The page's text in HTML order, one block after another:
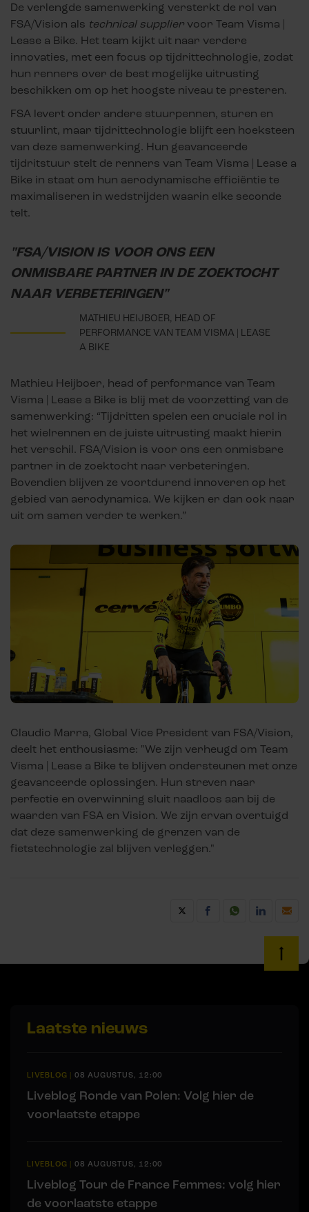
De verlengde samenwerking versterkt de rol van
FSA/Vision als technical supplier voor Team Visma |
Lease a Bike. Het team kijkt uit naar verdere
innovaties, met een focus op tijdrittechnologie, zodat
hun renners over de best mogelijke uitrusting
beschikken om op het hoogste niveau te presteren.
FSA levert onder andere stuurpennen, sturen en
stuurlint, maar tijdrittechnologie blijft een hoeksteen
van deze samenwerking. Hun geavanceerde
tijdritstuur stelt de renners van Team Visma | Lease a
Bike in staat om hun aerodynamische efficiëntie te
maximaliseren in wedstrijden waarin elke seconde
telt.
"FSA/VISION IS VOOR ONS EEN
ONMISBARE PARTNER IN DE ZOEKTOCHT
NAAR VERBETERINGEN"
MATHIEU HEIJBOER, HEAD OF
PERFORMANCE VAN TEAM VISMA | LEASE
A BIKE
Mathieu Heijboer, head of performance van Team
Visma | Lease a Bike is blij met de voorzetting van de
samenwerking: “Tijdritten spelen een cruciale rol in
het wielrennen en de juiste uitrusting maakt hierin
het verschil. FSA/Vision is voor ons een onmisbare
partner in de zoektocht naar verbeteringen.
Bovendien blijven ze voortdurend innoveren op het
gebied van aerodynamica. We kijken er dan ook naar
uit om samen verder te werken.”
Claudio Marra, Global Vice President van FSA/Vision,
deelt het enthousiasme: "We zijn verheugd om Team
Visma | Lease a Bike te blijven ondersteunen met onze
geavanceerde oplossingen. Hun streven naar
perfectie en overwinning sluit naadloos aan bij de
waarden van FSA en Vision. We zijn ervan overtuigd
dat deze samenwerking de grenzen van de
fietstechnologie zal blijven verleggen."
Laatste nieuws
LIVEBLOG 08 AUGUSTUS, 12:00
Liveblog Ronde van Polen: Volg hier de
voorlaatste etappe
LIVEBLOG 08 AUGUSTUS, 12:00
Liveblog Tour de France Femmes: volg hier
de voorlaatste etappe